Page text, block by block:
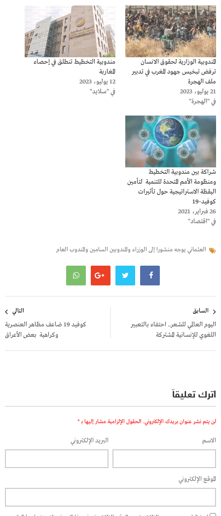
المندوبية الوزارية لحقوق الانسان
ترفض تبخيس جهود المغرب في تدبير
ملف الهجرة
21 يوليو، 2023
في "الهجرة"
مندوبية التخطيط تنطلق في إحصاء
المغاربة
12 يوليو، 2023
في "سلايد"
شراكة بين مندوبية التخطيط
ومنظومة الأمم المتحدة للتنمية لتأمين
اليقظة الاستراتيجية حول تأثيرات
كوفيد-19
26 فبراير، 2021
في "اقتصاد"
العثماني يوجه منشورا إلى الوزراء والمندوبين السامين والمندوب العام
المقالات
السابق
اليوم العالمي للشعر.. احتفاء بالتعبير
اللغوي للإنسانية المشتركة
التالي
كوفيد 19 ضاعف مظاهر العنصرية
وكراهية بعض الأعراق
اترك تعليقاً
لن يتم نشر عنوان بريدك الإلكتروني. الحقول الإلزامية مشار إليها بـ *
الاسم البريد الإلكتروني
الموقع الإلكتروني